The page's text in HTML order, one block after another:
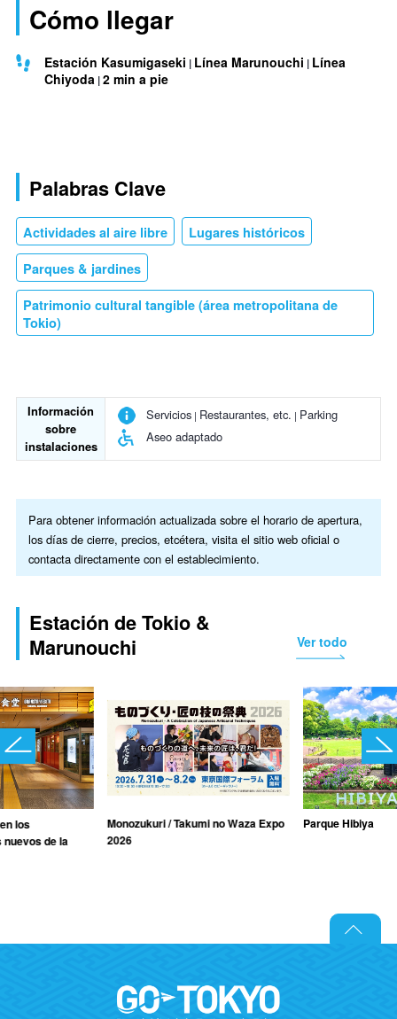
Cómo llegar
Estación Kasumigaseki Línea Marunouchi Línea
Chiyoda 2 min a pie
Palabras Clave
Actividades al aire libre Lugares históricos
Parques & jardines
Patrimonio cultural tangible (área metropolitana de
Tokio)
Información
sobre
instalaciones
Servicios Restaurantes, etc. Parking
Aseo adaptado
Para obtener información actualizada sobre el horario de apertura,
los días de cierre, precios, etcétera, visita el sitio web oficial o
contacta directamente con el establecimiento.
Estación de Tokio &
Marunouchi
Ver todo
los
de la
Monozukuri / Takumi no Waza Expo
2026
Parque Hibiya